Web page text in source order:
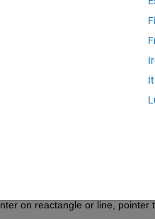
= @(fig,cp) set(fig,
[];
= [];
above.
on reactangle or line, pointer